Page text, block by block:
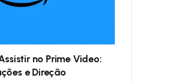
no Prime Video:
e Direção